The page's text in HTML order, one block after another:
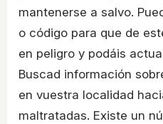
mantenerse a salvo.
o código para que de
en peligro y podáis
Buscad información
en vuestra localidad
maltratadas. Existe un